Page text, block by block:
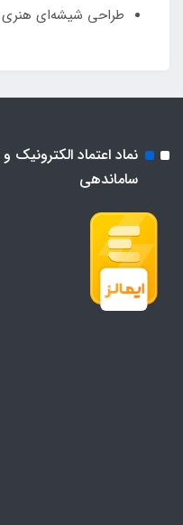
طراحی شیشه‌ای
نماد اعتماد الکترونیک و
ساماندهی